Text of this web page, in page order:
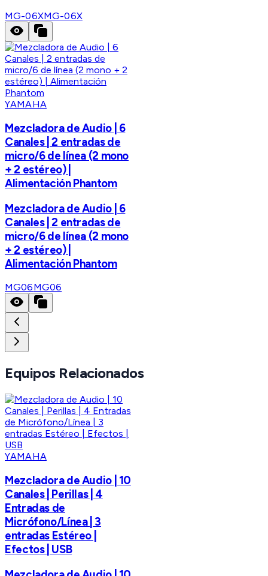
MG-06XMG-06X
YAMAHA
Mezcladora de Audio | 6
Canales | 2 entradas de
micro/6 de línea (2 mono
+ 2 estéreo) |
Alimentación Phantom
Mezcladora de Audio | 6
Canales | 2 entradas de
micro/6 de línea (2 mono
+ 2 estéreo) |
Alimentación Phantom
MG06MG06
Equipos Relacionados
YAMAHA
Mezcladora de Audio | 10
Canales | Perillas | 4
Entradas de
Micrófono/Línea | 3
entradas Estéreo |
Efectos | USB